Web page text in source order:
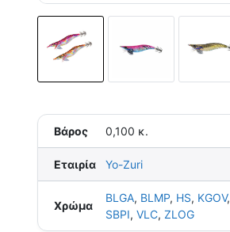
Βάρος 0,100 κ.
Εταιρία Yo-Zuri
Χρώμα
BLGA, BLMP, HS, KGOV,
SBPI, VLC, ZLOG